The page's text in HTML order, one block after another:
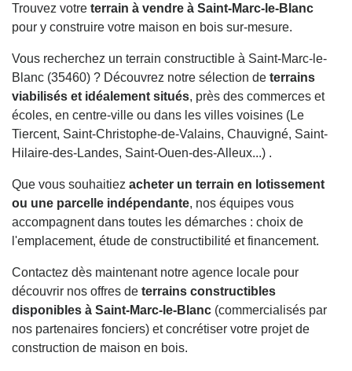
Trouvez votre terrain à vendre à Saint-Marc-le-Blanc
pour y construire votre maison en bois sur-mesure.
Vous recherchez un terrain constructible à Saint-Marc-le-
Blanc (35460) ? Découvrez notre sélection de terrains
viabilisés et idéalement situés, près des commerces et
écoles, en centre-ville ou dans les villes voisines (Le
Tiercent, Saint-Christophe-de-Valains, Chauvigné, Saint-
Hilaire-des-Landes, Saint-Ouen-des-Alleux...) .
Que vous souhaitiez acheter un terrain en lotissement
ou une parcelle indépendante, nos équipes vous
accompagnent dans toutes les démarches : choix de
l'emplacement, étude de constructibilité et financement.
Contactez dès maintenant notre agence locale pour
découvrir nos offres de terrains constructibles
disponibles à Saint-Marc-le-Blanc (commercialisés par
nos partenaires fonciers) et concrétiser votre projet de
construction de maison en bois.